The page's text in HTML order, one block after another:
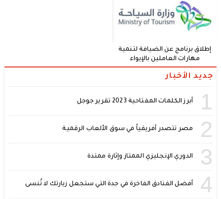
إطلاق برنامج عن الضيافة لتنمية
مهارات العاملين بالإيواء
جديد الأخبار
1 أبرز الكلمات المفتاحية 2023 تقرير جوجل
2 مصر تتصدر أفريقياً في سوق الألعاب الرقمية
3 الدوري الإنجليزي الممتاز وإثارة ممتدة
4 أفضل الفنادق الفاخرة في جدة التي ستجعل زيارتك لا تُنسى